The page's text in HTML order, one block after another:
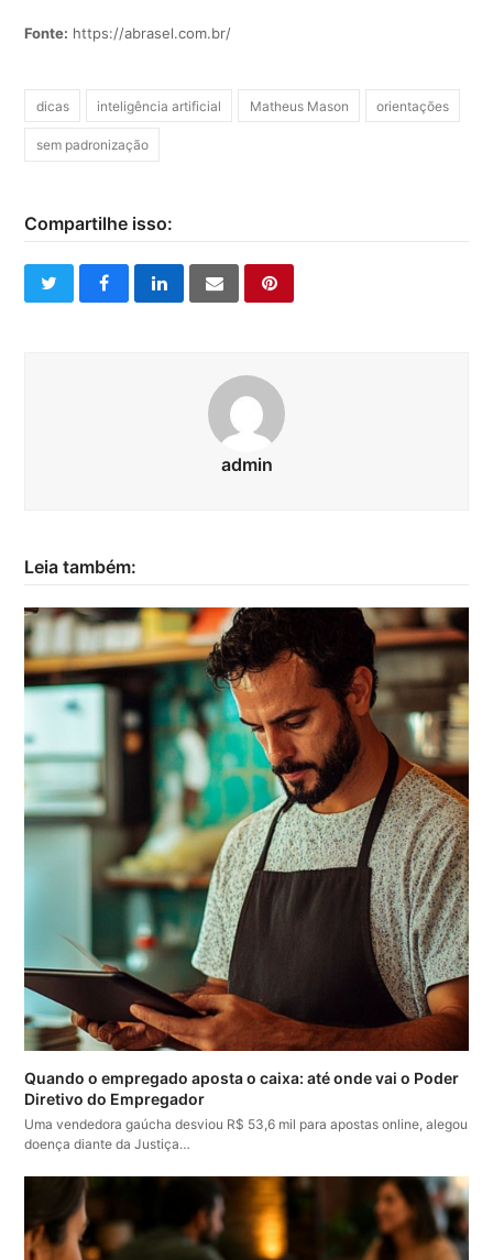
Fonte: https://abrasel.com.br/
dicas inteligência artificial Matheus Mason orientações
sem padronização
Compartilhe isso:
twitterfacebooklinkedinemail pinterest
admin
Leia também:
Quando o empregado aposta o caixa: até onde vai o Poder
Diretivo do Empregador
Uma vendedora gaúcha desviou R$ 53,6 mil para apostas online, alegou
doença diante da Justiça…